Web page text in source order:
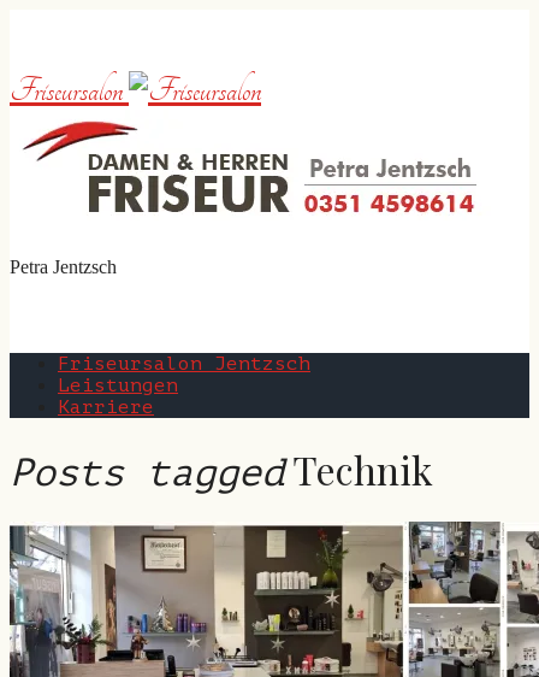
Friseursalon
Petra Jentzsch
Friseursalon Jentzsch
Leistungen
Karriere
Posts tagged Technik